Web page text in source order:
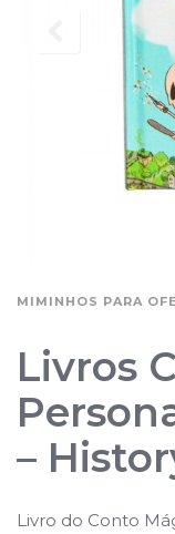
MIMINHOS PARA
Livros
–
Livro do Conto